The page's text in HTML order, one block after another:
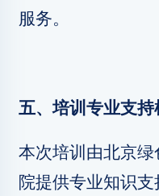
服务。
五、培训专业支持
本次培训由北京
院提供专业知识